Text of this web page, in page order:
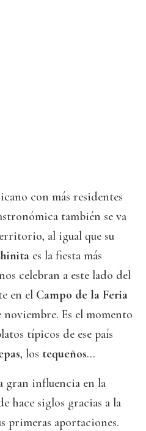
con más residentes
también se va
al igual que su
es la fiesta más
celebran a este lado del
en el Campo de la Feria
noviembre. Es el momento
típicos de ese país
, los tequeños…
gran influencia en la
hace siglos gracias a la
primeras aportaciones.